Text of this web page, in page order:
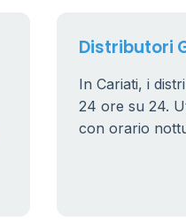
Distributori
In Cariati, i
24 ore su 24.
con orario